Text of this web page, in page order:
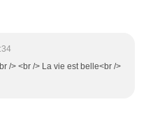
/> <br /> La vie est belle<br />